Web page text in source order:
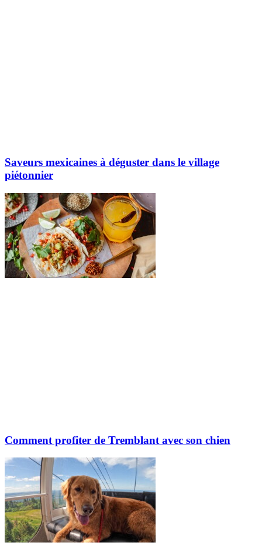
Saveurs mexicaines à déguster dans le village
piétonnier
Comment profiter de Tremblant avec son chien